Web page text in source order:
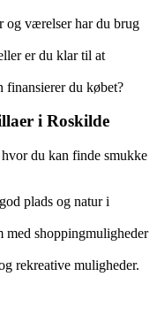
og værelser har du brug
er du klar til at
finansierer du købet?
i Roskilde
du kan finde smukke
plads og natur i
med shoppingmuligheder
rekreative muligheder.